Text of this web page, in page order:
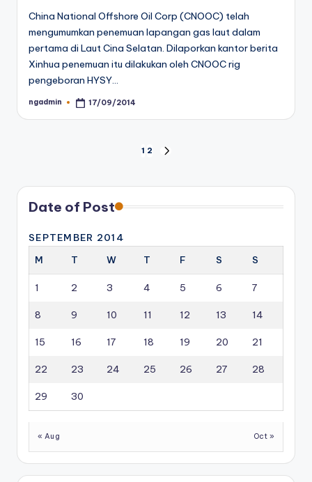
China National Offshore Oil Corp (CNOOC) telah
mengumumkan penemuan lapangan gas laut dalam
pertama di Laut Cina Selatan. Dilaporkan kantor berita
Xinhua penemuan itu dilakukan oleh CNOOC rig
pengeboran HYSY…
Posted
ngadmin 17/09/2014
pagination
1 2
Date of Post
SEPTEMBER 2014
M
T W T F S S
1 2 3 4 5 6 7
8 9 10 11 12 13 14
15 16 17 18 19 20 21
22 23 24 25 26 27 28
29 30
« Aug Oct »